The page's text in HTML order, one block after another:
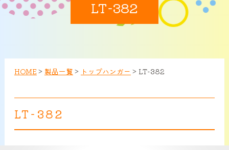
g
TOP
会社案内
LT-382
HOME > 製品一覧 > トップハンガー > LT-382
LT-382